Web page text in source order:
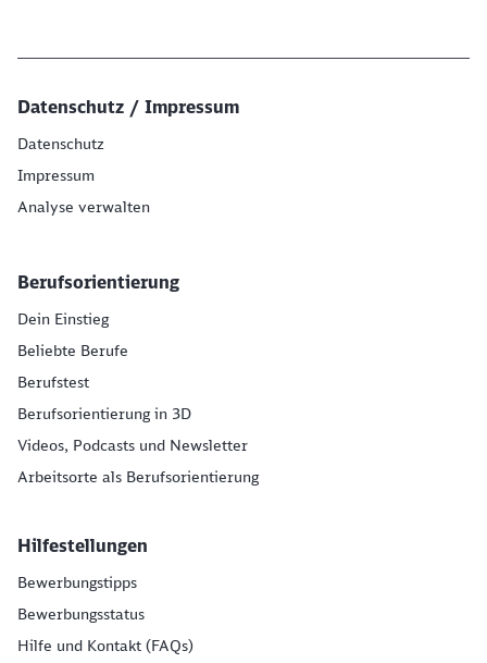
Datenschutz / Impressum
Datenschutz
Impressum
Analyse verwalten
Berufsorientierung
Dein Einstieg
Beliebte Berufe
Berufstest
Berufsorientierung in 3D
Videos, Podcasts und Newsletter
Arbeitsorte als Berufsorientierung
Hilfestellungen
Bewerbungstipps
Bewerbungsstatus
Hilfe und Kontakt (FAQs)